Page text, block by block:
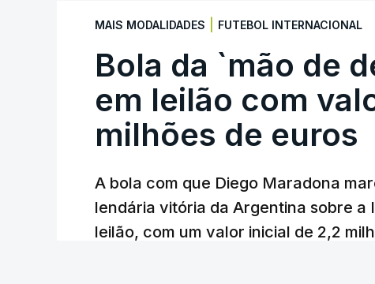
MAIS MODALIDADES FUTEBOL INTERNACIONAL
Bola da `mão de
em leilão com
milhões de euros
A bola com que Diego Maradona
lendária vitória da Argentina sobre a
leilão, com um valor inicial de 2,2